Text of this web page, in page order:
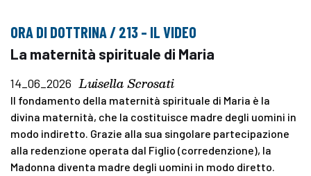
ORA DI DOTTRINA / 213 – IL VIDEO
La maternità spirituale di Maria
14_06_2026 Luisella Scrosati
Il fondamento della maternità spirituale di Maria è la
divina maternità, che la costituisce madre degli uomini in
modo indiretto. Grazie alla sua singolare partecipazione
alla redenzione operata dal Figlio (corredenzione), la
Madonna diventa madre degli uomini in modo diretto.